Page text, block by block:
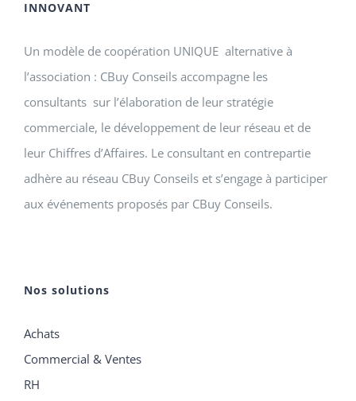
INNOVANT
Un modèle de coopération UNIQUE alternative à
l’association : CBuy Conseils accompagne les
consultants sur l’élaboration de leur stratégie
commerciale, le développement de leur réseau et de
leur Chiffres d’Affaires. Le consultant en contrepartie
adhère au réseau CBuy Conseils et s’engage à participer
aux événements proposés par CBuy Conseils.
Nos solutions
Achats
Commercial & Ventes
RH